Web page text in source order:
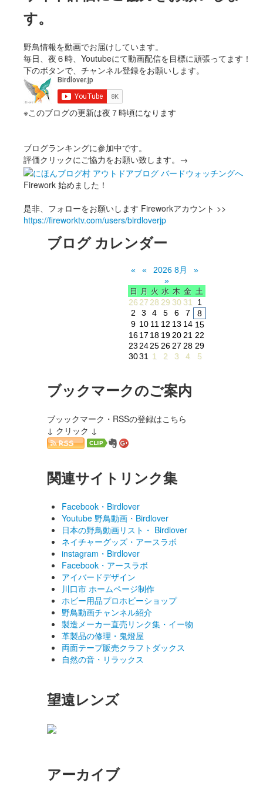
す。
野鳥情報を動画でお届けしています。
毎日、夜６時、Youtubeにて動画配信を目標に頑張ってます！
下のボタンで、チャンネル登録をお願いします。
※このブログの更新は夜７時頃になります
ブログランキングに参加中です。
評価クリックにご協力をお願い致します。→
Firework 始めました！
是非、フォローをお願いします Fireworkアカウント >>
https://fireworktv.com/users/birdloverjp
ブログ カレンダー
« « 2026 8月
»
»
日 月 火 水 木 金 土
26 27 28 29 30 31
1
2
3 4 5 6 7
8
9 10 11 12 13 14 15
1617 18 19 20 21 22
232425 26 27 28 29
3031 1 2 3 4 5
ブックマークのご案内
ブッックマーク・RSSの登録はこちら
↓ クリック ↓
関連サイトリンク集
Facebook・Birdlover
Youtube 野鳥動画・Birdlover
日本の野鳥動画リスト・ Birdlover
ネイチャーグッズ・アースラボ
instagram・Birdlover
Facebook・アースラボ
アイバードデザイン
川口市 ホームページ制作
ホビー用品プロホビーショップ
野鳥動画チャンネル紹介
製造メーカー直売リンク集・イー物
革製品の修理・鬼燈屋
両面テープ販売クラフトダックス
自然の音・リラックス
望遠レンズ
アーカイブ